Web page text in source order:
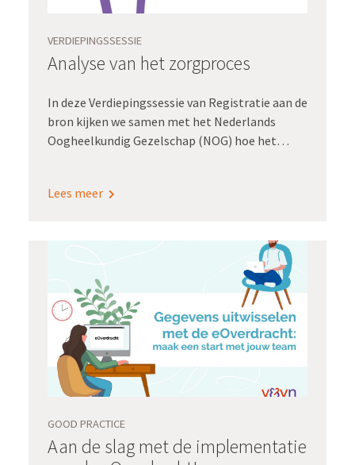
VERDIEPINGSSESSIE
Analyse van het zorgproces
In deze Verdiepingssessie van Registratie aan de
bron kijken we samen met het Nederlands
Oogheelkundig Gezelschap (NOG) hoe het
rondom cataract operaties. Oogarts Anthony
kwaliteitsregistratie Hilde Schwantje van het
programma Registratie aan de bron toelichting
op het belang van het centraal stellen van het
zorgproces en de methodiek voor het uitvoeren
van een zorgprocesanalyse.
Lees meer
GOOD PRACTICE
Aan de slag met de implementatie